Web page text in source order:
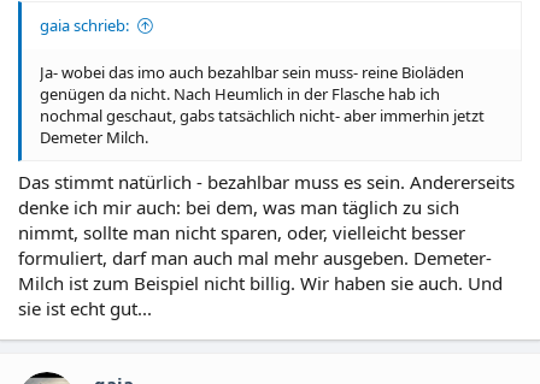
gaia schrieb:
Ja- wobei das imo auch bezahlbar sein muss- reine Bioläden
genügen da nicht. Nach Heumlich in der Flasche hab ich
nochmal geschaut, gabs tatsächlich nicht- aber immerhin jetzt
Demeter Milch.
Das stimmt natürlich - bezahlbar muss es sein. Andererseits
denke ich mir auch: bei dem, was man täglich zu sich
nimmt, sollte man nicht sparen, oder, vielleicht besser
formuliert, darf man auch mal mehr ausgeben. Demeter-
Milch ist zum Beispiel nicht billig. Wir haben sie auch. Und
sie ist echt gut...